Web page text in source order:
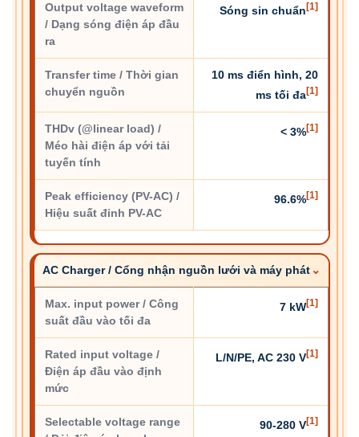
Output voltage waveform
/ Dạng sóng điện áp đầu
ra
Sóng sin chuẩn [1]
Transfer time / Thời gian
chuyển nguồn
10 ms điển hình, 20
ms tối đa[1]
THDv (@linear load) /
Méo hài điện áp với tải
tuyến tính
< 3%[1]
Peak efficiency (PV-AC) /
Hiệu suất đỉnh PV-AC
96.6%[1]
AC Charger / Cổng nhận nguồn lưới và máy phát
Max. input power / Công
suất đầu vào tối đa
7 kW[1]
Rated input voltage /
Điện áp đầu vào định
mức
L/N/PE, AC 230 V[1]
Selectable voltage range
90-280 V[1]